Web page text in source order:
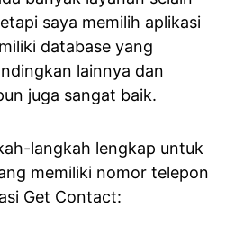
saya memilih aplikasi
database yang
lainnya dan
juga sangat baik.
langkah lengkap untuk
memiliki nomor telepon
Get Contact: